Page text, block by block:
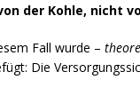
der Kohle, nicht
Fall wurde –
Die